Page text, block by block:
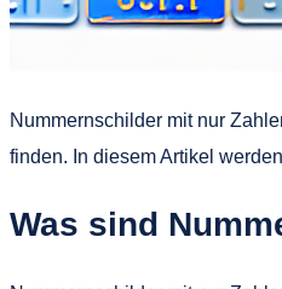
Nummernschilder mit nur
finden. In diesem Artikel
Was sind